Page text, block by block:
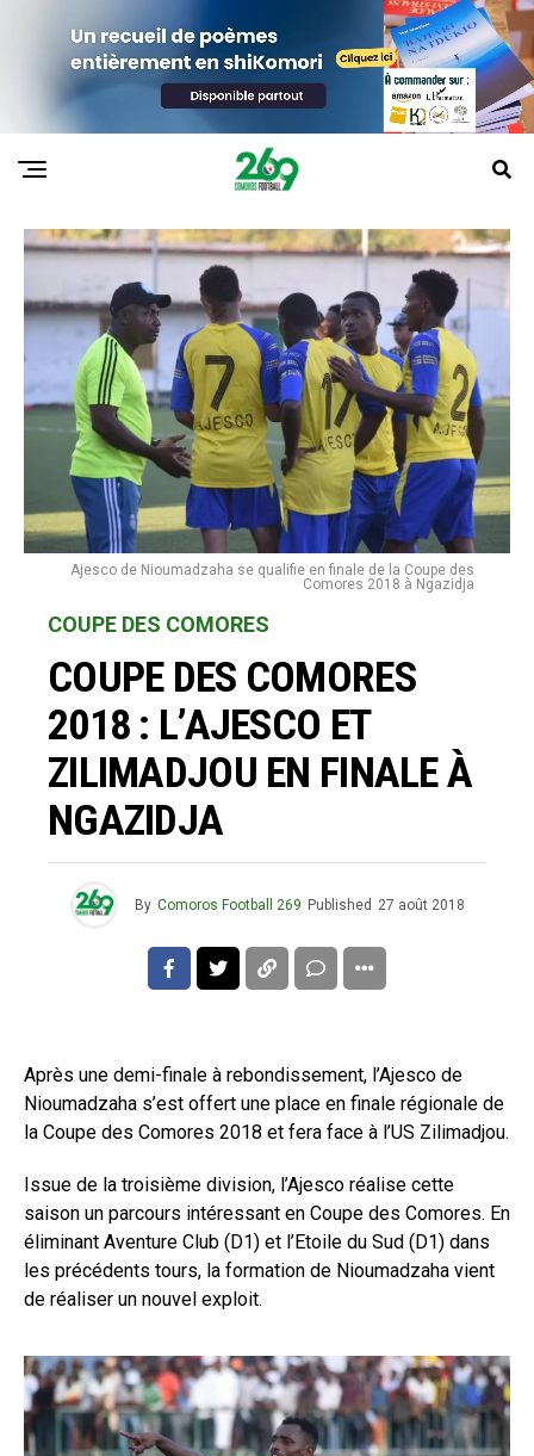
Ajesco de Nioumadzaha se qualifie en finale de la Coupe des
Comores 2018 à Ngazidja
COUPE DES COMORES
COUPE DES COMORES
2018 : L’AJESCO ET
ZILIMADJOU EN FINALE À
NGAZIDJA
By Comoros Football 269 Published 27 août 2018
Après une demi-finale à rebondissement, l’Ajesco de
Nioumadzaha s’est offert une place en finale régionale de
la Coupe des Comores 2018 et fera face à l’US Zilimadjou.
Issue de la troisième division, l’Ajesco réalise cette
saison un parcours intéressant en Coupe des Comores. En
éliminant Aventure Club (D1) et l’Etoile du Sud (D1) dans
les précédents tours, la formation de Nioumadzaha vient
de réaliser un nouvel exploit.